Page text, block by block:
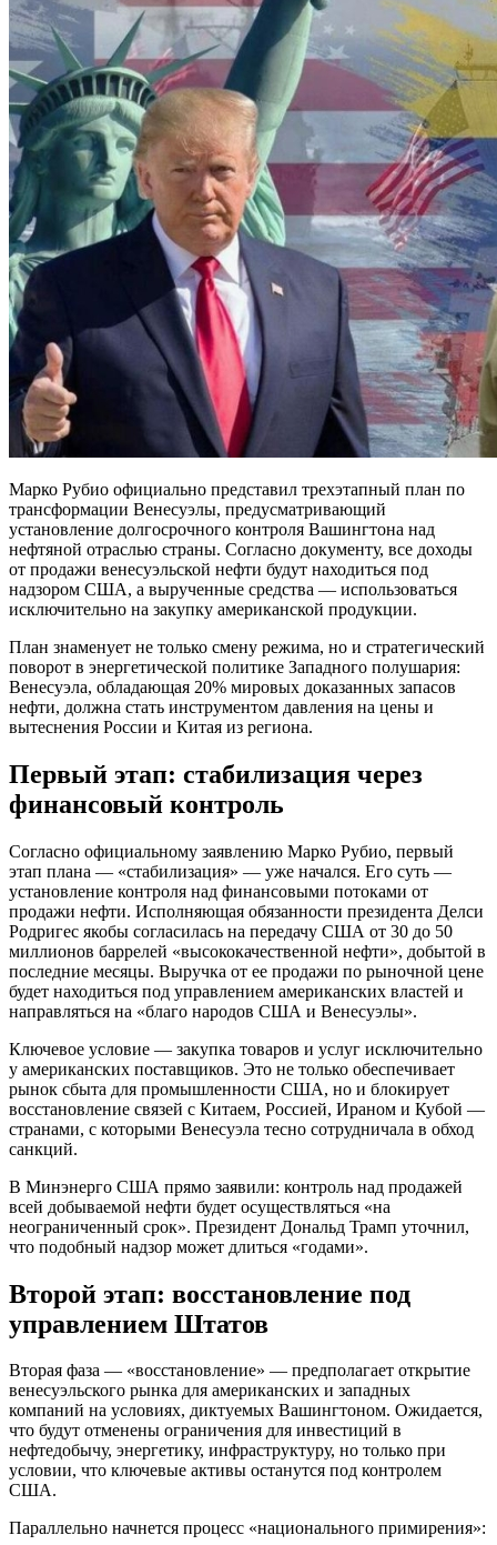
Марко Рубио официально представил трехэтапный план по
трансформации Венесуэлы, предусматривающий
установление долгосрочного контроля Вашингтона над
нефтяной отраслью страны. Согласно документу, все доходы
от продажи венесуэльской нефти будут находиться под
надзором США, а вырученные средства — использоваться
исключительно на закупку американской продукции.
План знаменует не только смену режима, но и стратегический
поворот в энергетической политике Западного полушария:
Венесуэла, обладающая 20% мировых доказанных запасов
нефти, должна стать инструментом давления на цены и
вытеснения России и Китая из региона.
Первый этап: стабилизация через
финансовый контроль
Согласно официальному заявлению Марко Рубио, первый
этап плана — «стабилизация» — уже начался. Его суть —
установление контроля над финансовыми потоками от
продажи нефти. Исполняющая обязанности президента Делси
Родригес якобы согласилась на передачу США от 30 до 50
миллионов баррелей «высококачественной нефти», добытой в
последние месяцы. Выручка от ее продажи по рыночной цене
будет находиться под управлением американских властей и
направляться на «благо народов США и Венесуэлы».
Ключевое условие — закупка товаров и услуг исключительно
у американских поставщиков. Это не только обеспечивает
рынок сбыта для промышленности США, но и блокирует
восстановление связей с Китаем, Россией, Ираном и Кубой —
странами, с которыми Венесуэла тесно сотрудничала в обход
санкций.
В Минэнерго США прямо заявили: контроль над продажей
всей добываемой нефти будет осуществляться «на
неограниченный срок». Президент Дональд Трамп уточнил,
что подобный надзор может длиться «годами».
Второй этап: восстановление под
управлением Штатов
Вторая фаза — «восстановление» — предполагает открытие
венесуэльского рынка для американских и западных
компаний на условиях, диктуемых Вашингтоном. Ожидается,
что будут отменены ограничения для инвестиций в
нефтедобычу, энергетику, инфраструктуру, но только при
условии, что ключевые активы останутся под контролем
США.
Параллельно начнется процесс «национального примирения»: